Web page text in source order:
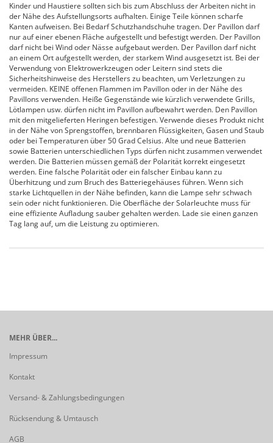
Kinder und Haustiere sollten sich bis zum Abschluss der Arbeiten nicht in
der Nähe des Aufstellungsorts aufhalten. Einige Teile können scharfe
Kanten aufweisen. Bei Bedarf Schutzhandschuhe tragen. Der Pavillon darf
nur auf einer ebenen Fläche aufgestellt und befestigt werden. Der Pavillon
darf nicht bei Wind oder Nässe aufgebaut werden. Der Pavillon darf nicht
an einem Ort aufgestellt werden, der starkem Wind ausgesetzt ist. Bei der
Verwendung von Elektrowerkzeugen oder Leitern sind stets die
Sicherheitshinweise des Herstellers zu beachten, um Verletzungen zu
vermeiden. KEINE offenen Flammen im Pavillon oder in der Nähe des
Pavillons verwenden. Heiße Gegenstände wie kürzlich verwendete Grills,
Lötlampen usw. dürfen nicht im Pavillon aufbewahrt werden. Den Pavillon
mit den mitgelieferten Heringen befestigen. Verwende dieses Produkt nicht
in der Nähe von Sprengstoffen, brennbaren Flüssigkeiten, Gasen und Staub
oder bei Temperaturen über 50 Grad Celsius. Alte und neue Batterien
sowie Batterien unterschiedlichen Typs dürfen nicht zusammen verwendet
werden. Die Batterien müssen gemäß der Polarität korrekt eingesetzt
werden. Eine falsche Polarität oder ein falscher Einbau kann zu
Überhitzung und zum Bruch des Batteriegehäuses führen. Wenn sich
starke Lichtquellen in der Nähe befinden, kann die Lampe sehr schwach
sein oder nicht funktionieren. Die Oberfläche der Solarleuchte muss für
eine effiziente Aufladung sauber gehalten werden. Lade sie einen ganzen
Tag lang auf, um die Leistung zu optimieren.
MEHR ÜBER...
Impressum
Kontakt
Versand- & Zahlungsbedingungen
Rücksendung & Umtausch
AGB